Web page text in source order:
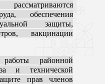
обеспечения
защиты,
вакцинации
районной
и технической
прав членов